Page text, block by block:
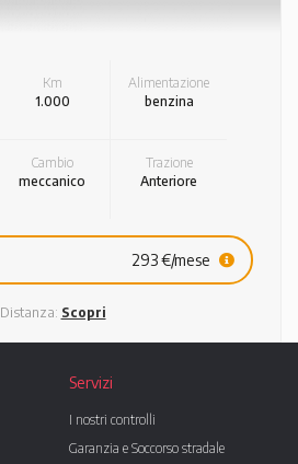
Km
1.000
Alimentazione
benzina
Cambio
meccanico
Trazione
Anteriore
293 €/mese
Distanza: Scopri
Servizi
I nostri controlli
Garanzia e Soccorso stradale